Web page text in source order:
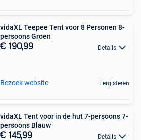
vidaXL Teepee Tent voor 8 Personen 8-
persoons Groen
€ 190,99 Details
Bezoek website Eergisteren
vidaXL Tent voor in de hut 7-persoons 7-
persoons Blauw
€ 145,99 Details